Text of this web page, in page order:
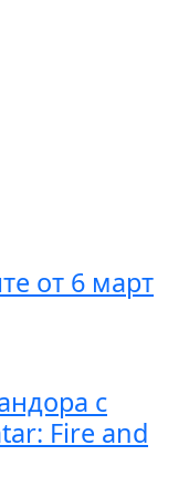
от 6 март
с
Fire and